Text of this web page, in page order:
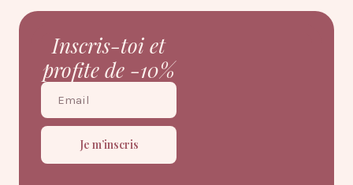
Inscris-toi et
profite de -10%
Je m’inscris